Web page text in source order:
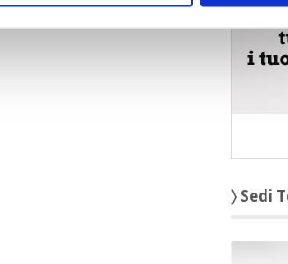
〉 Sedi